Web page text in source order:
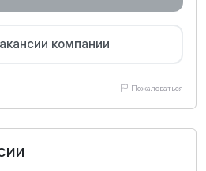
компании
Пожаловаться